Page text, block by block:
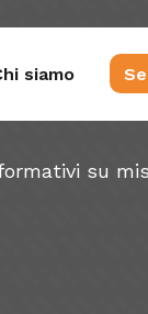
per chiudere
siamo
su